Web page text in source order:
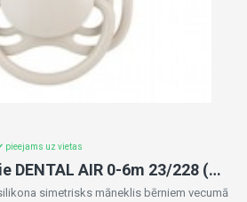
pieejams uz vietas
Mānekļi simetriskie DENTAL AIR 0-6m 23/228 (2 gab.)
simetrisks māneklis bērniem vecumā